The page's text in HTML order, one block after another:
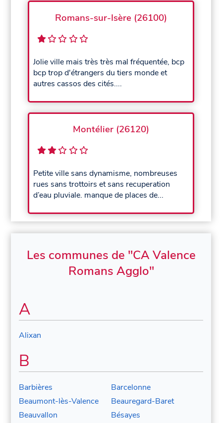
Romans-sur-Isère (26100)
Jolie ville mais très très mal fréquentée, bcp
bcp trop d'étrangers du tiers monde et
autres cassos des cités....
Montélier (26120)
Petite ville sans dynamisme, nombreuses
rues sans trottoirs et sans recuperation
d’eau pluviale. manque de places de...
Les communes de "CA Valence
Romans Agglo"
A
Alixan
B
Barbières
Barcelonne
Beaumont-lès-Valence
Beauregard-Baret
Beauvallon
Bésayes